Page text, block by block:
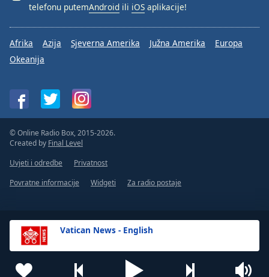
Vatican News - English
telefonu putemAndroid ili iOS aplikacije!
Afrika Azija Sjeverna Amerika Južna Amerika
Europa
Okeanija
© Online Radio Box, 2015-2026.
Created by Final Level
Uvjeti i odredbe
Privatnost
Povratne informacije
Widgeti Za radio postaje